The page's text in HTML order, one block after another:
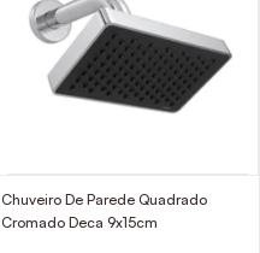
Chuveiro De Parede Quadrado
Cromado Deca 9x15cm